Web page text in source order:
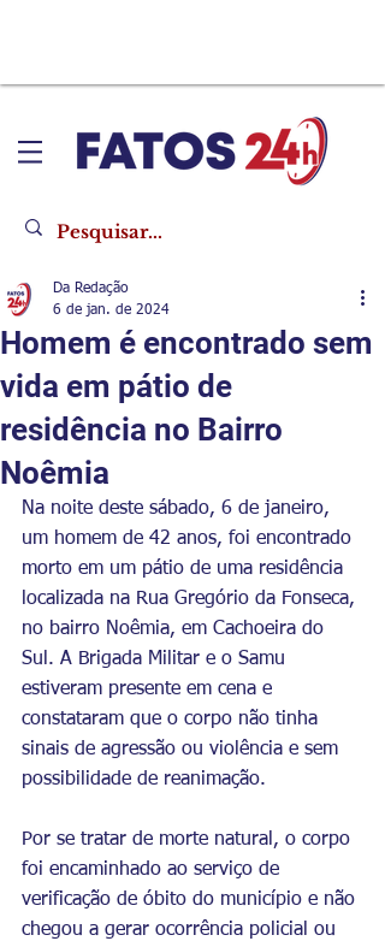
Homem é encontrado sem
vida em pátio de
residência no Bairro
Noêmia
Da Redação
6 de jan. de 2024
Na noite deste sábado, 6 de janeiro,
um homem de 42 anos, foi encontrado
morto em um pátio de uma residência
localizada na Rua Gregório da Fonseca,
no bairro Noêmia, em Cachoeira do
Sul. A Brigada Militar e o Samu
estiveram presente em cena e
constataram que o corpo não tinha
sinais de agressão ou violência e sem
possibilidade de reanimação.
Por se tratar de morte natural, o corpo
foi encaminhado ao serviço de
verificação de óbito do município e não
chegou a gerar ocorrência policial ou